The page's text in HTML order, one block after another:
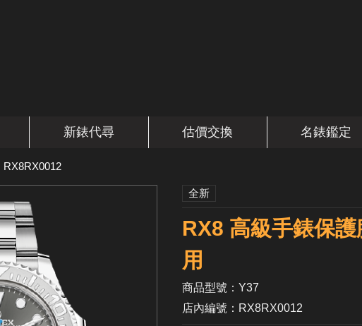
新錶代尋 估價交換 名錶鑑定
RX8RX0012
全新
RX8 高級手錶保
用
商品型號：Y37
店內編號：RX8RX0012